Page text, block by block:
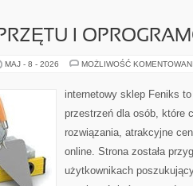
I
MAJ - 8 - 2026 MOŻLIWOŚĆ
internetowy sklep Feniks
przestrzeń dla osób, które
rozwiązania, atrakcyjne
online. Strona została
użytkownikach